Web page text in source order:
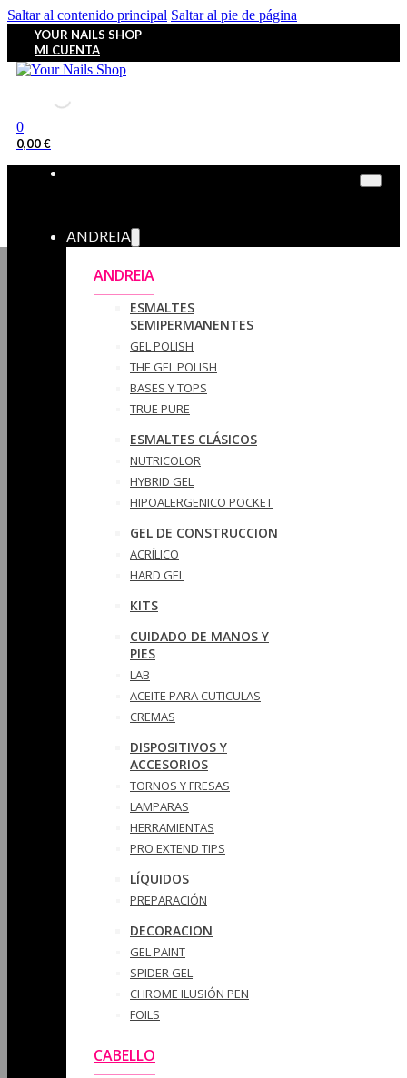
Saltar al contenido principal Saltar al pie de página
YOUR NAILS SHOP
MI CUENTA
0
0,00€
ANDREIA
ANDREIA
ESMALTES
SEMIPERMANENTES
GEL POLISH
THE GEL POLISH
BASES Y‎ TOPS
TRUE PURE
ESMALTES CLÁSICOS
NUTRICOLOR
HYBRID GEL
HIPOALERGENICO POCKET
GEL DE CONSTRUCCION
ACRÍLICO
HARD GEL
KITS
CUIDADO DE MANOS Y
PIES
LAB
ACEITE PARA CUTICULAS
CREMAS
DISPOSITIVOS Y
ACCESORIOS
TORNOS Y FRESAS
LAMPARAS
HERRAMIENTAS
PRO EXTEND TIPS
LÍQUIDOS
PREPARACIÓN
DECORACION
GEL PAINT
SPIDER GEL
CHROME ILUSIÓN PEN
FOILS
CABELLO